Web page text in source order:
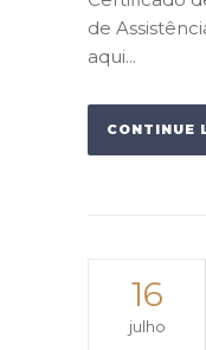
de
aqui...
CONTINUE
16
julho